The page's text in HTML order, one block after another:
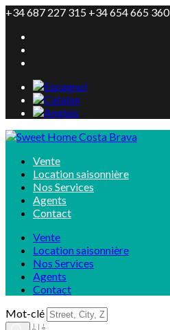
+34 687 227 315 +34 654 665 360
Vente
Location saisonnière
Nos Services
Agents
Contact
Vente
Location saisonnière
Nos Services
Agents
Contact
Mot-clé